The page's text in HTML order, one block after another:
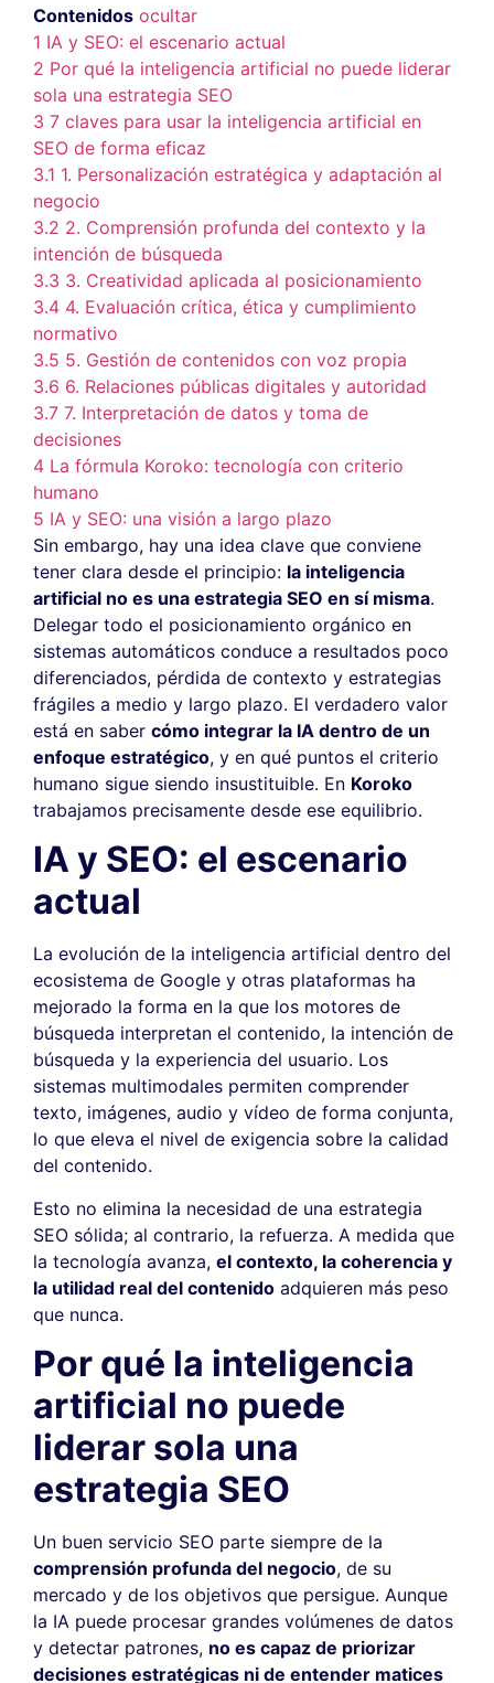
Contenidos ocultar
1 IA y SEO: el escenario actual
2 Por qué la inteligencia artificial no puede liderar
sola una estrategia SEO
3 7 claves para usar la inteligencia artificial en
SEO de forma eficaz
3.1 1. Personalización estratégica y adaptación al
negocio
3.2 2. Comprensión profunda del contexto y la
intención de búsqueda
3.3 3. Creatividad aplicada al posicionamiento
3.4 4. Evaluación crítica, ética y cumplimiento
normativo
3.5 5. Gestión de contenidos con voz propia
3.6 6. Relaciones públicas digitales y autoridad
3.7 7. Interpretación de datos y toma de
decisiones
4 La fórmula Koroko: tecnología con criterio
humano
5 IA y SEO: una visión a largo plazo
Sin embargo, hay una idea clave que conviene
tener clara desde el principio: la inteligencia
artificial no es una estrategia SEO en sí misma.
Delegar todo el posicionamiento orgánico en
sistemas automáticos conduce a resultados poco
diferenciados, pérdida de contexto y estrategias
frágiles a medio y largo plazo. El verdadero valor
está en saber cómo integrar la IA dentro de un
enfoque estratégico, y en qué puntos el criterio
humano sigue siendo insustituible. En Koroko
trabajamos precisamente desde ese equilibrio.
IA y SEO: el escenario
actual
La evolución de la inteligencia artificial dentro del
ecosistema de Google y otras plataformas ha
mejorado la forma en la que los motores de
búsqueda interpretan el contenido, la intención de
búsqueda y la experiencia del usuario. Los
sistemas multimodales permiten comprender
texto, imágenes, audio y vídeo de forma conjunta,
lo que eleva el nivel de exigencia sobre la calidad
del contenido.
Esto no elimina la necesidad de una estrategia
SEO sólida; al contrario, la refuerza. A medida que
la tecnología avanza, el contexto, la coherencia y
la utilidad real del contenido adquieren más peso
que nunca.
Por qué la inteligencia
artificial no puede
liderar sola una
estrategia SEO
Un buen servicio SEO parte siempre de la
comprensión profunda del negocio, de su
mercado y de los objetivos que persigue. Aunque
la IA puede procesar grandes volúmenes de datos
y detectar patrones, no es capaz de priorizar
decisiones estratégicas ni de entender matices